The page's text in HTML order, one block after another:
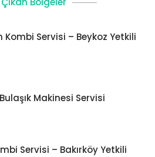
Servisi – Beykoz Yetkili
Makinesi Servisi
Servisi – Bakırköy Yetkili